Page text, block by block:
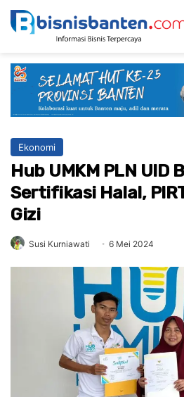
Ekonomi
Hub UMKM PLN UID
Sertifikasi Halal,
Gizi
Susi Kurniawati 6 Mei 2024